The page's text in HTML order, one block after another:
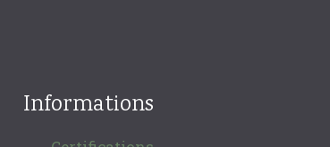
Informations